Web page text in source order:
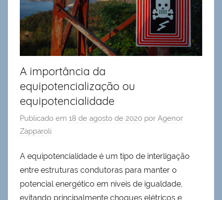
A importância da
equipotencialização ou
equipotencialidade
Publicado em 18 de agosto de 2020 por Agenor
Zapparoli
A equipotencialidade é um tipo de interligação
entre estruturas condutoras para manter o
potencial energético em níveis de igualdade,
evitando principalmente choques elétricos e